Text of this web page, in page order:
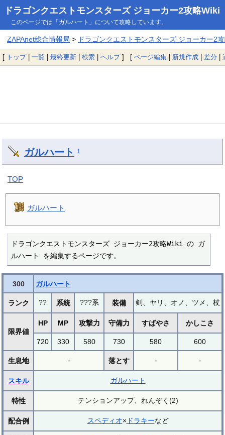
ドラゴンクエストモンスターズ ジョーカー2攻略Wiki
このページでは「ガルハート」について攻略しています。
ZAPAnet総合情報局 > ドラゴンクエストモンスターズ ジョーカー2
[ トップ| 一覧 | 最終更新 | 検索 | ヘルプ] [ ページ編集 | 新規作成 | 差分 |
ガルハート †
TOP
ガルハート
ドラゴンクエストモンスターズ ジョーカー2攻略Wiki の ガ
ルハート を編集するページです。
300 ガルハート
ランク ?? 系統 ???系 装備 剣、ヤリ、オノ、ツメ、杖
限界値
HP MP 攻撃力 守備力 すばやさ かしこさ
720 330 580 730 580 600
生息地 - 落とす - -
スキル ガルハート
特性 テンションアップ、れんぞく(2)
配合例 スペディオ× ドラキーなど